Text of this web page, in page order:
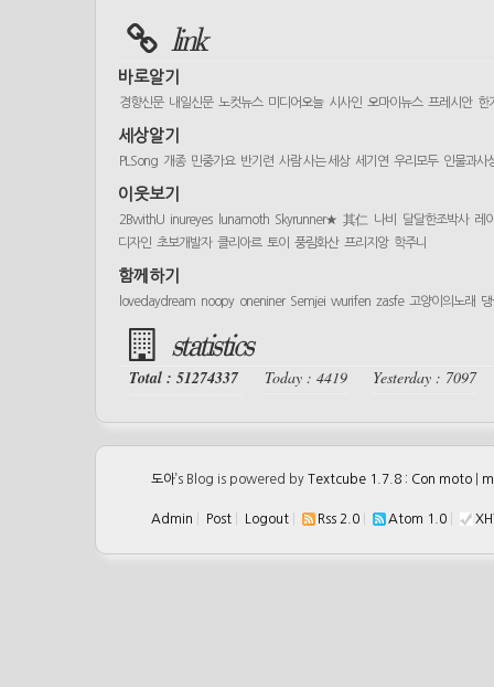
link
바로알기
경향신문 내일신문 노컷뉴스 미디어오늘 시사인 오마이뉴스 프레시안 한
세상알기
PLSong 개종 민중가요 반기련 사람 사는 세상 세기연 우리모두 인물과사
이웃보기
2BwithU inureyes lunamoth Skyrunner★ 其仁 나비 달달한조박사 레
디자인 초보개발자 클리아르 토이 풍림화산 프리지앙 학주니
함께하기
lovedaydream noopy oneniner Semjei wurifen zasfe 고양이의노래
statistics
Total : 51274337 Today : 4419 Yesterday : 7097
도아’s Blog is powered by Textcube 1.7.8 : Con moto
Admin Post Logout Rss 2.0 Atom 1.0